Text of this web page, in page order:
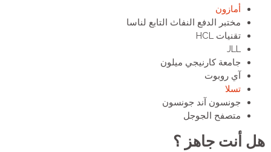
أمازون
مختبر الدفع النفاث التابع لناسا
تقنيات HCL
JLL
جامعة كارنيجي ميلون
آي روبوت
تسلا
جونسون آند جونسون
متصفح الجوجل
هل أنت جاهز ؟